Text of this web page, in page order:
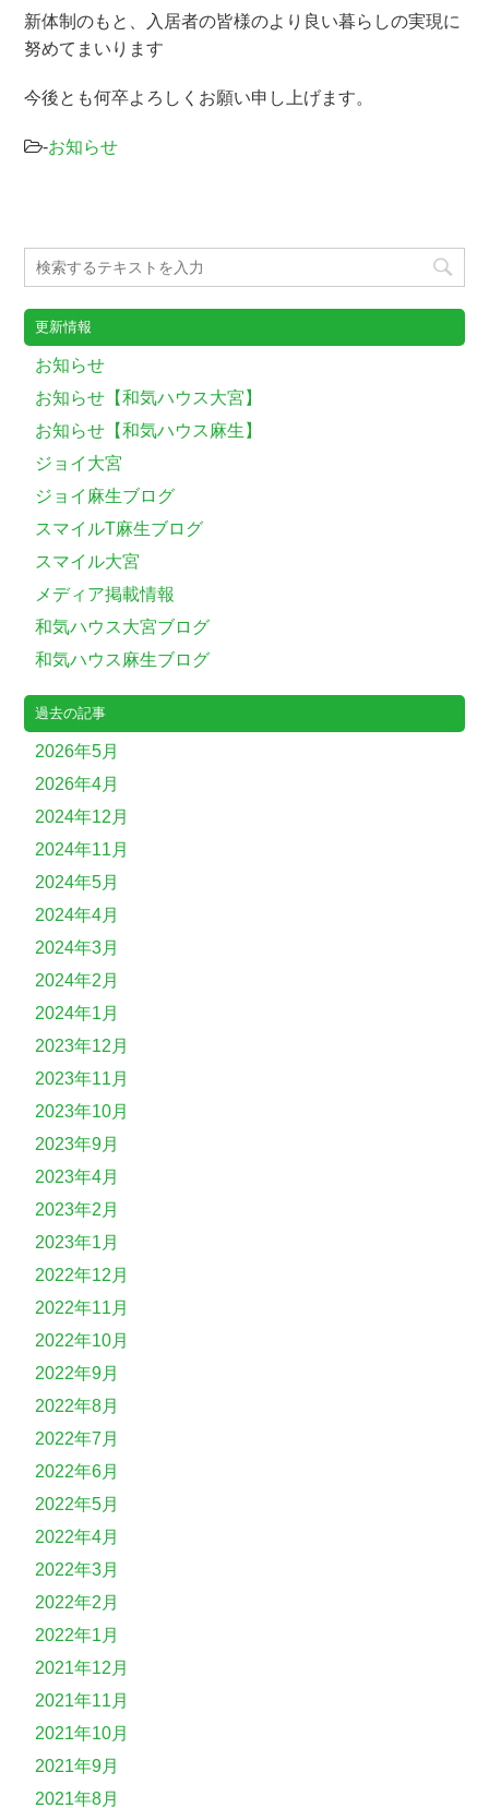
新体制のもと、入居者の皆様のより良い暮らしの実現に
努めてまいります
今後とも何卒よろしくお願い申し上げます。
-お知らせ
更新情報
お知らせ
お知らせ【和気ハウス大宮】
お知らせ【和気ハウス麻生】
ジョイ大宮
ジョイ麻生ブログ
スマイルT麻生ブログ
スマイル大宮
メディア掲載情報
和気ハウス大宮ブログ
和気ハウス麻生ブログ
過去の記事
2026年5月
2026年4月
2024年12月
2024年11月
2024年5月
2024年4月
2024年3月
2024年2月
2024年1月
2023年12月
2023年11月
2023年10月
2023年9月
2023年4月
2023年2月
2023年1月
2022年12月
2022年11月
2022年10月
2022年9月
2022年8月
2022年7月
2022年6月
2022年5月
2022年4月
2022年3月
2022年2月
2022年1月
2021年12月
2021年11月
2021年10月
2021年9月
2021年8月